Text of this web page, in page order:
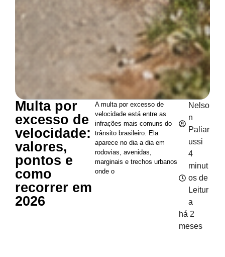
Multa por
excesso de
velocidade:
valores,
pontos e
como
recorrer em
2026
A multa por excesso de
velocidade está entre as
infrações mais comuns do
trânsito brasileiro. Ela
aparece no dia a dia em
rodovias, avenidas,
marginais e trechos urbanos
onde o
Nelso
n
Paliar
ussi
4
minut
os de
Leitur
a
há 2
meses